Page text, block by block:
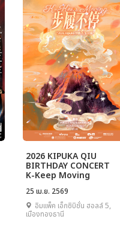
2026 KIPUKA QIU
BIRTHDAY CONCERT
K-Keep Moving
25 เม.ย. 2569
อิมแพ็ค เอ็กซิบิชั่น ฮอลล์ 5,
เมืองทองธานี